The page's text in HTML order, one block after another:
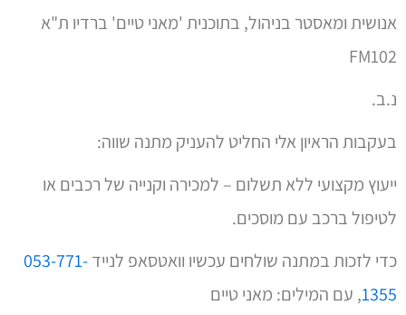
אנושית ומאסטר בניהול, בתוכנית 'מאני טיים' ברדיו ת"א
FM102
נ.ב.
בעקבות הראיון אלי החליט להעניק מתנה שווה:
ייעוץ מקצועי ללא תשלום – למכירה וקנייה של רכבים או
לטיפול ברכב עם מוסכים.
כדי לזכות במתנה שולחים עכשיו וואטסאפ לנייד‏053-771-
1355‏, עם המילים: מאני טיים